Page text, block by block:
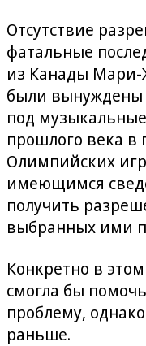
Отсутствие
фатальные
из Канады
были вынуждены
под
прошлого века
Олимпийских
имеющимся
получить
выбранных ими
Конкретно в
смогла бы
проблему,
раньше.